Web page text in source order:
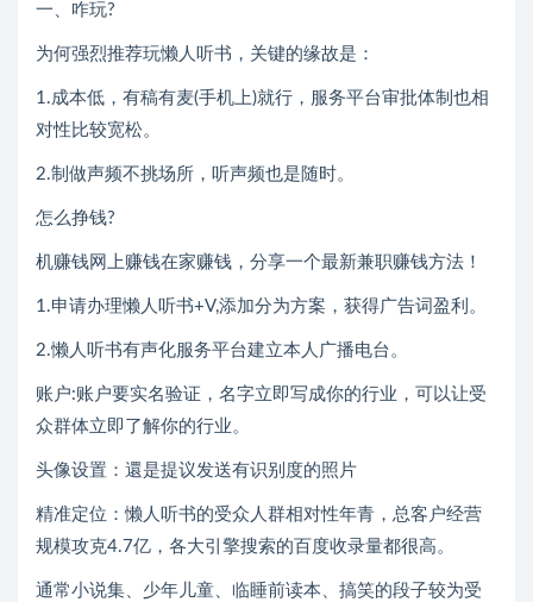
一、咋玩?
为何强烈推荐玩懒人听书，关键的缘故是：
1.成本低，有稿有麦(手机上)就行，服务平台审批体制也相
对性比较宽松。
2.制做声频不挑场所，听声频也是随时。
怎么挣钱?
机赚钱网上赚钱在家赚钱，分享一个最新兼职赚钱方法！
1.申请办理懒人听书+V,添加分为方案，获得广告词盈利。
2.懒人听书有声化服务平台建立本人广播电台。
账户:账户要实名验证，名字立即写成你的行业，可以让受
众群体立即了解你的行业。
头像设置：還是提议发送有识别度的照片
精准定位：懒人听书的受众人群相对性年青，总客户经营
规模攻克4.7亿，各大引擎搜索的百度收录量都很高。
通常小说集、少年儿童、临睡前读本、搞笑的段子较为受